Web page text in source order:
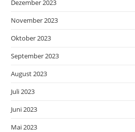
Dezember 2023
November 2023
Oktober 2023
September 2023
August 2023
Juli 2023
Juni 2023
Mai 2023